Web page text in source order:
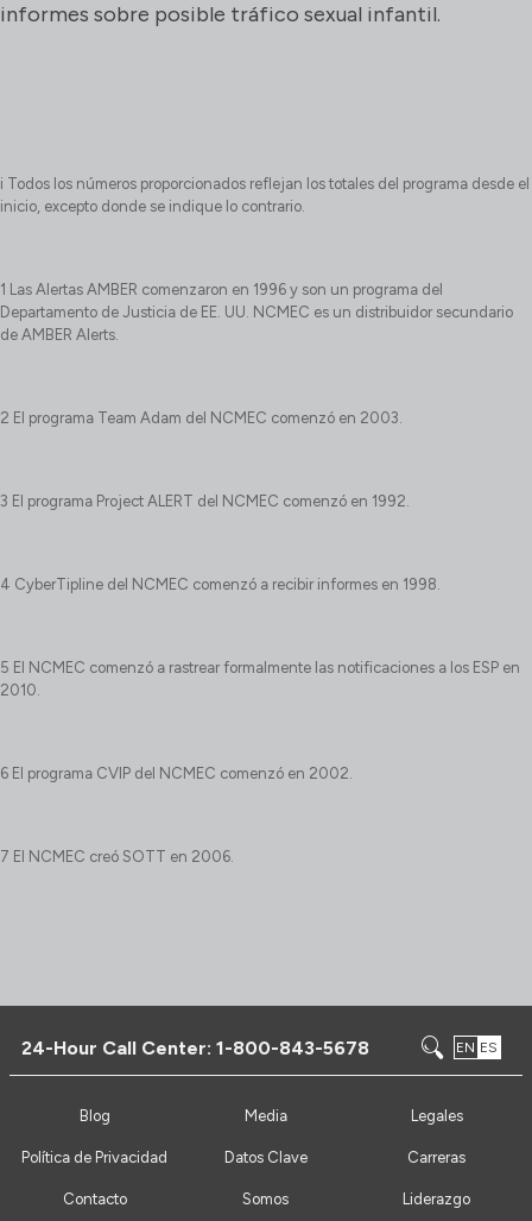
informes sobre posible tráfico sexual infantil.
i Todos los números proporcionados reflejan los totales del programa desde el
inicio, excepto donde se indique lo contrario.
1 Las Alertas AMBER comenzaron en 1996 y son un programa del
Departamento de Justicia de EE. UU. NCMEC es un distribuidor secundario
de AMBER Alerts.
2 El programa Team Adam del NCMEC comenzó en 2003.
3 El programa Project ALERT del NCMEC comenzó en 1992.
4 CyberTipline del NCMEC comenzó a recibir informes en 1998.
5 El NCMEC comenzó a rastrear formalmente las notificaciones a los ESP en
2010.
6 El programa CVIP del NCMEC comenzó en 2002.
7 El NCMEC creó SOTT en 2006.
24-Hour Call Center:1-800-843-5678 EN ES
Blog Media Legales
Política de Privacidad Datos Clave Carreras
Contacto Somos Liderazgo